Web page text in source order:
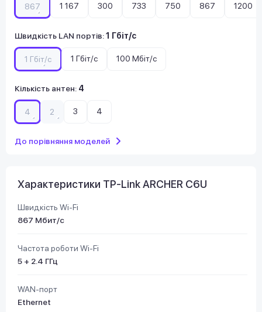
867 1 167 300 733 750 867 1200
Швидкість LAN портів:1 Гбіт/с
1 Гбіт/с 1 Гбіт/с 100 Мбіт/с
Кількість антен: 4
4 2 3 4
До порівняння моделей
Характеристики TP-Link ARCHER C6U
Швидкість Wi-Fi
867 Мбит/с
Частота роботи Wi-Fi
5 + 2.4 ГГц
WAN-порт
Ethernet